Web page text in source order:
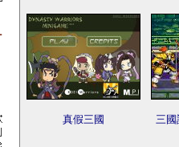
真假三國 三國